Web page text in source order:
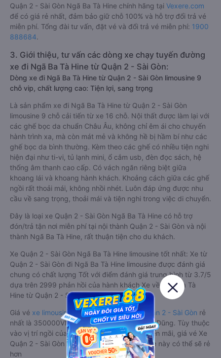
Quận 2 - Sài Gòn Ngã Ba Tà Hine chính hãng tại Vexere.com
để có giá rẻ nhất, đảm bảo giữ chỗ 100% và hỗ trợ đổi trả vé
miễn phí. Tổng đài tư vấn, đặt vé và đổi trả vé miễn phí: 1900
888684.
3. Giới thiệu, tư vấn các dòng xe chạy tuyến đường
xe đi Ngã Ba Tà Hine từ Quận 2 - Sài Gòn:
Dòng xe đi Ngã Ba Tà Hine từ Quận 2 - Sài Gòn limousine 9
chỗ vip, chất lượng cao: Tiện lợi, sang trọng
Là sản phẩm xe đi Ngã Ba Tà Hine từ Quận 2 - Sài Gòn
limousine 9 chỗ cải tiến từ xe 16 chỗ. Nội thất được làm lại với
các ghế bọc da chuẩn Châu Âu, không chỉ êm ái cho chuyến
hành trình xa, mà còn mát mẻ và không hề bị hầm bí như các
ghế bọc da bình thường. Kèm theo các ghế có nhiều tiện nghi
hiện đại như ti-vi, tủ lạnh mini, ổ cắm usb, đèn đọc sách, hệ
thống âm thanh cao cấp. Có vách ngăn riêng biệt giữa
khoang lái và khoang hành khách. Khoảng cách giữa các ghế
ngồi rất thoải mái, không nhồi nhét. Luôn đáp ứng được nhu
cầu về sang trọng, thoải mái và tiện nghi trong việc di chuyển.
Đây là loại xe Quận 2 - Sài Gòn Ngã Ba Tà Hine có hỗ trợ
đón/trả tận nơi miễn phí tại nội thành Quận 2 - Sài Gòn và nội
thành Ngã Ba Tà Hine, rất thuận tiện cho du khách.
Xe Quận 2 - Sài Gòn Ngã Ba Tà Hine limousine tốt nhất: Xe từ
Quận 2 - Sài Gòn đi Ngã Ba Tà Hine limousine được đánh giá
chung có chất lượng Tốt với điểm đánh giá trung bình từ 3.7/5
dựa trên 2999 phản hồi của hành khách Xe về Ngã Ba Tà
Hine từ Quận 2 - Sài Gòn.
Giá vé xe limousine đi Ngã Ba Tà Hine từ Quận 2 - Sài Gòn rẻ
nhất là 350000VND của hãng xe Tân Quang Dũng. Tùy thuộc
vào vị trí ngồi của bạn và chương trình khuyến mãi, giá vé Xe
Quận 2 - Sài Gòn đi Ngã Ba Tà Hine limousine này có thể sẽ rẻ
hơn